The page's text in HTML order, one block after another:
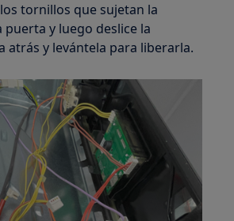
tornillos que sujetan la
puerta y luego deslice la
atrás y levántela para liberarla.